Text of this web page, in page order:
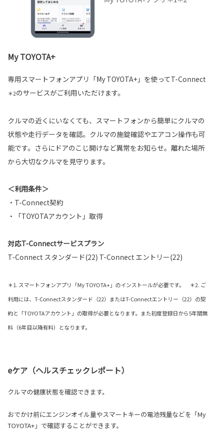
My TOYOTA+
専用スマートフォンアプリ「My TOYOTA+」を使ってT-Connect
＊2のサービスがご利用いただけます。
クルマの近くにいなくても、スマートフォンから簡単にクルマの
状態や走行データを確認。クルマの施錠確認やエアコン操作も可
能です。さらにドアのこじ開けなど異常をお知らせ。離れた場所
から大切なクルマを見守ります。
＜利用条件＞
・T-Connect契約
・「TOYOTAアカウント」取得
対応T-Connectサービスプラン
T-Connect スタンダード(22) T-Connect エントリー(22)
＊1. スマートフォンアプリ「My TOYOTA+」のインストールが必要です。 ＊2. ご
利用には、T-Connectスタンダード（22）またはT-Connectエントリー（22）の契
約と「TOYOTAアカウント」の取得が必要となります。また初度登録日から5年間無
料（6年目以降有料）となります。
eケア（ヘルスチェックレポート）
クルマの健康状態を確認できます。
おでかけ前にエンジンオイル量やスマートキーの電池残量などを「My
TOYOTA+」で確認することができます。